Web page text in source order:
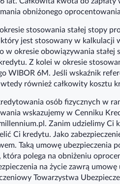
obniżonego
stosowania stałej stopy
jest stosowany w kalkulacji
w okresie obowiązywania stałej
Z kolei w okresie
WIBOR 6M. Jeśli wskaźnik
również całkowity kosztu
osób fizycznych w
wskazujemy w Cenniku
Zanim udzielimy Ci
Ci kredytu. Jako
Taką umowę ubezpieczenia
polega na obniżeniu
na życie zawrą umowę
Towarzystwa